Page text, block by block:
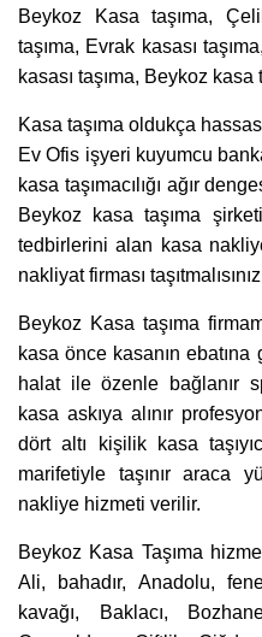
Beykoz Kasa taşıma,
taşıma, Evrak kasası
kasası taşıma, Beykoz kasa
Kasa taşıma oldukça
Ev Ofis işyeri kuyumcu
kasa taşımacılığı ağır
Beykoz kasa taşıma
tedbirlerini alan kasa
nakliyat firması
Beykoz Kasa taşıma
kasa önce kasanın
halat ile özenle bağlanır
kasa askıya alınır
dört altı kişilik kasa
marifetiyle taşınır araca
nakliye hizmeti verilir.
Beykoz Kasa Taşıma
Ali, bahadır, Anadolu,
kavağı, Baklacı,